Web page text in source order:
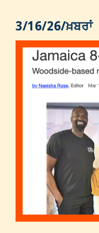
3/16/26/ਖ਼ਬਰਾਂ